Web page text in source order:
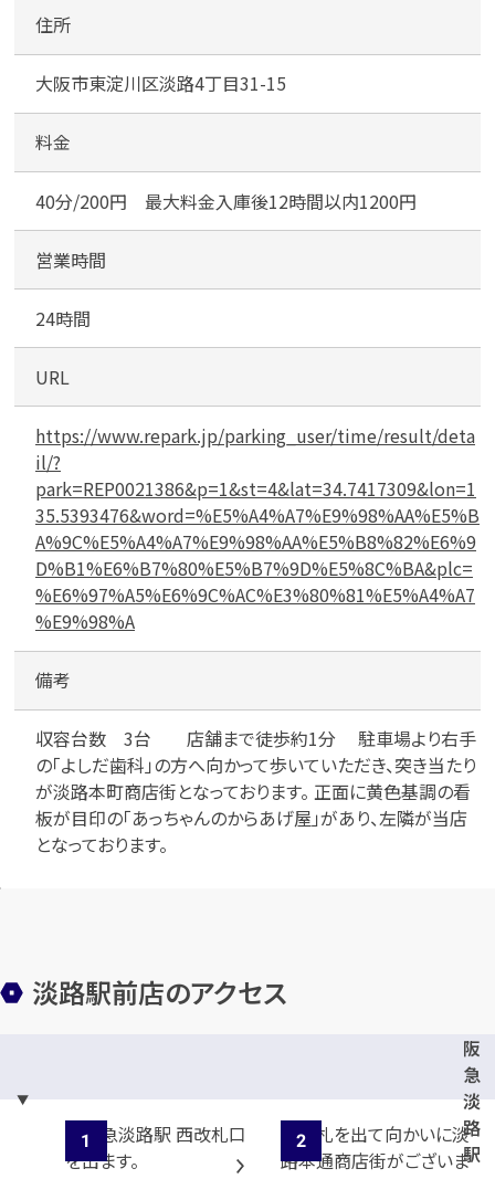
ー
東
川
２
車
場
住所
大阪市東淀川区淡路4丁目31-15
料金
40分/200円 最大料金入庫後12時間以内1200円
営業時間
24時間
URL
https://www.repark.jp/parking_user/time/result/deta
il/?
park=REP0021386&p=1&st=4&lat=34.7417309&lon=1
35.5393476&word=%E5%A4%A7%E9%98%AA%E5%B
A%9C%E5%A4%A7%E9%98%AA%E5%B8%82%E6%9
D%B1%E6%B7%80%E5%B7%9D%E5%8C%BA&plc=
%E6%97%A5%E6%9C%AC%E3%80%81%E5%A4%A7
%E9%98%A
備考
収容台数 3台 店舗まで徒歩約1分 駐車場より右手
の「よしだ歯科」の方へ向かって歩いていただき、突き当たり
が淡路本町商店街となっております。 正面に黄色基調の看
板が目印の「あっちゃんのからあげ屋」があり、左隣が当店
となっております。
淡路駅前店のアクセス
阪
急
淡
路
駅